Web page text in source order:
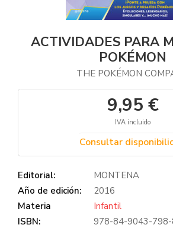
ACTIVIDADES PARA
POKÉMON
THE POKÉMON
9,95 €
IVA incluido
Consultar
Editorial:
MONTENA
Año de edición:
2016
Materia
Infantil
ISBN:
978-84-9043-